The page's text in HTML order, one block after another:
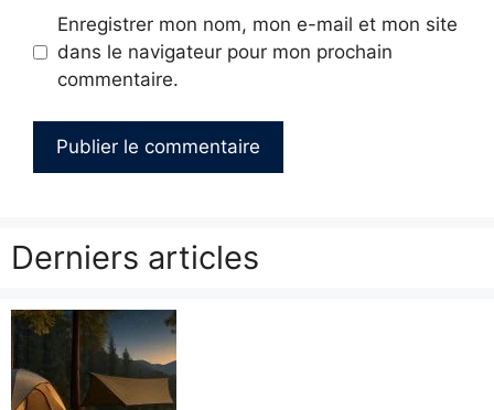
Enregistrer mon nom, mon e-mail et mon site
dans le navigateur pour mon prochain
commentaire.
Derniers articles